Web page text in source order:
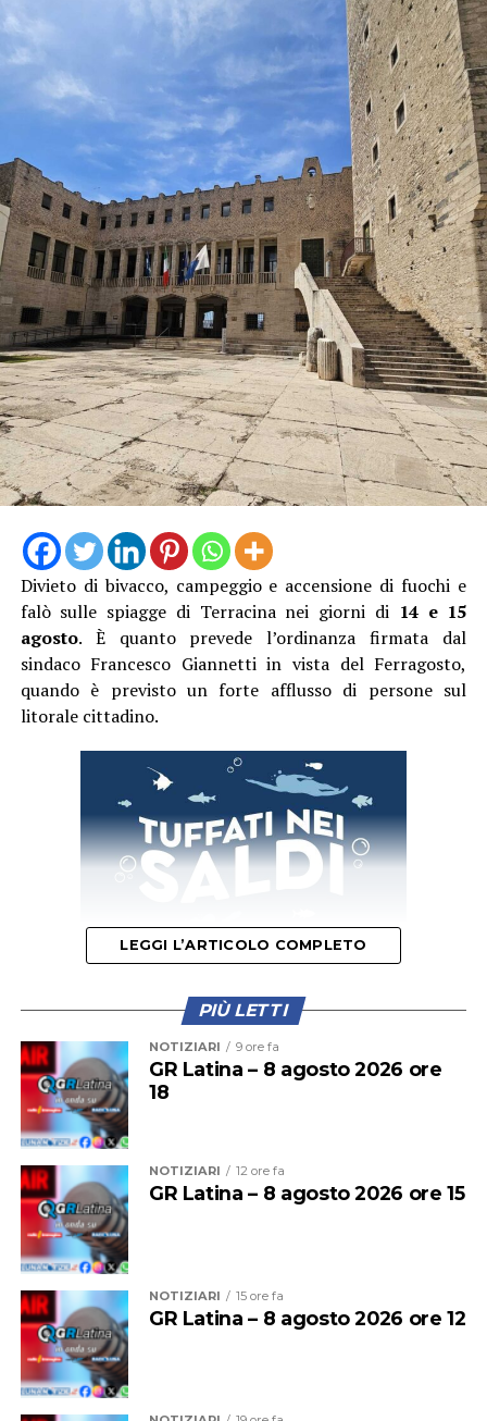
La proprietaria di una delle vetture coinvolte ha
denunciato l’accaduto anche attraverso un video
pubblicato sui social, nella speranza di poter raccogliere
informazioni utili a ricostruire quanto accaduto e
individuare il responsabile.
Al momento, infatti, non risulta che qualcuno abbia
assistito direttamente all’incidente, nonostante il
lungomare fosse particolarmente affollato proprio
nell’ora di punta del sabato.
Divieto di bivacco, campeggio e accensione di fuochi e
falò sulle spiagge di Terracina nei giorni di 14 e 15
agosto. È quanto prevede l’ordinanza firmata dal
sindaco Francesco Giannetti in vista del Ferragosto,
quando è previsto un forte afflusso di persone sul
litorale cittadino.
Il provvedimento disciplina anche la somministrazione
di bevande alcoliche e le attività di intrattenimento
musicale e danzante, con l’obiettivo di prevenire
situazioni di criticità legate agli assembramenti e
all’utilizzo improprio delle spiagge.
LEGGI L’ARTICOLO COMPLETO
PIÙ LETTI
NOTIZIARI 9 ore fa
GR Latina – 8 agosto 2026 ore
18
NOTIZIARI 12 ore fa
GR Latina – 8 agosto 2026 ore 15
NOTIZIARI 15 ore fa
GR Latina – 8 agosto 2026 ore 12